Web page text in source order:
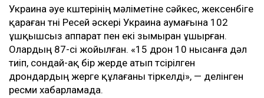
Украина әуе күштерінің мәліметіне сәйкес, жексенбіге
қараған түні Ресей әскері Украина аумағына 102
ұшқышсыз аппарат пен екі зымыран ұшырған.
Олардың 87-сі жойылған. «15 дрон 10 нысанға дәл
тиіп, сондай-ақ бір жерде атып түсірілген
дрондардың жерге құлағаны тіркелді», — делінген
ресми хабарламада.